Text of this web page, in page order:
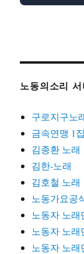
노동의소리
구로지구노
금속연맹 1
김종환 노래
김한-노래
김호철 노래
노동가요공
노동자 노래
노동자 노래
노동자 노래